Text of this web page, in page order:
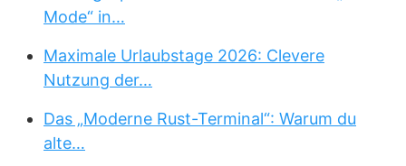
Mode“ in…
Maximale Urlaubstage 2026: Clevere
Nutzung der…
Das „Moderne Rust-Terminal“: Warum du
alte…